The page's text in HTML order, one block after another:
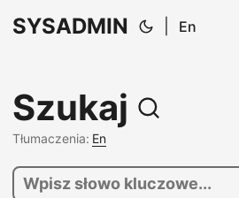
SYSADMIN En
Szukaj
Tłumaczenia: En